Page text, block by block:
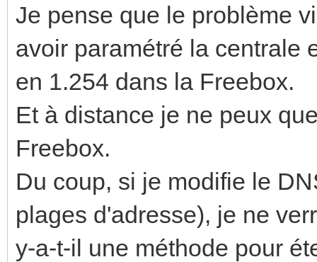
Je pense que le problème
avoir paramétré la centrale
en 1.254 dans la Freebox.
Et à distance je ne peux
Freebox.
Du coup, si je modifie le
plages d'adresse), je ne
y-a-t-il une méthode pour